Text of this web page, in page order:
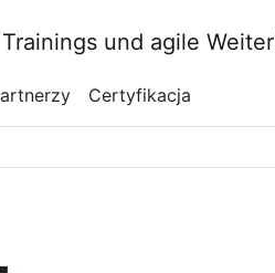
Certyfikacja